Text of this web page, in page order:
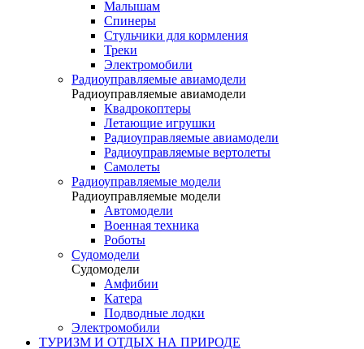
Малышам
Спинеры
Стульчики для кормления
Треки
Электромобили
Радиоуправляемые авиамодели
Радиоуправляемые авиамодели
Квадрокоптеры
Летающие игрушки
Радиоуправляемые авиамодели
Радиоуправляемые вертолеты
Самолеты
Радиоуправляемые модели
Радиоуправляемые модели
Автомодели
Военная техника
Роботы
Судомодели
Судомодели
Амфибии
Катера
Подводные лодки
Электромобили
ТУРИЗМ И ОТДЫХ НА ПРИРОДЕ